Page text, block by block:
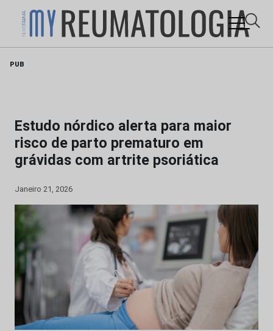
PUB
Estudo nórdico alerta para maior
risco de parto prematuro em
grávidas com artrite psoriática
Janeiro 21, 2026